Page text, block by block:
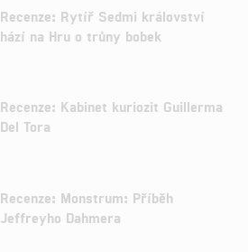
Recenze: Rytíř Sedmi království
hází na Hru o trůny bobek
Recenze: Kabinet kuriozit Guillerma
Del Tora
Recenze: Monstrum: Příběh
Jeffreyho Dahmera